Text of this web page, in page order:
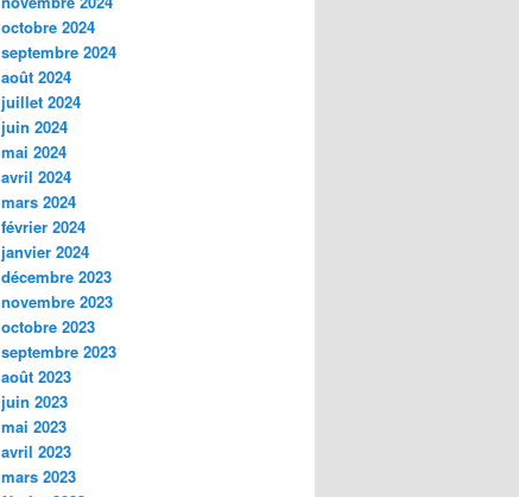
octobre 2024
septembre 2024
août 2024
juillet 2024
juin 2024
mai 2024
avril 2024
mars 2024
février 2024
janvier 2024
décembre 2023
novembre 2023
octobre 2023
septembre 2023
août 2023
juin 2023
mai 2023
avril 2023
mars 2023